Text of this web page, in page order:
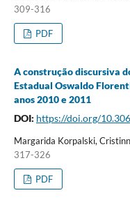
309-316
PDF
A construção discursiva
Estadual Oswaldo
anos 2010 e 2011
DOI: https://doi.org/
Margarida Korpalski,
317-326
PDF